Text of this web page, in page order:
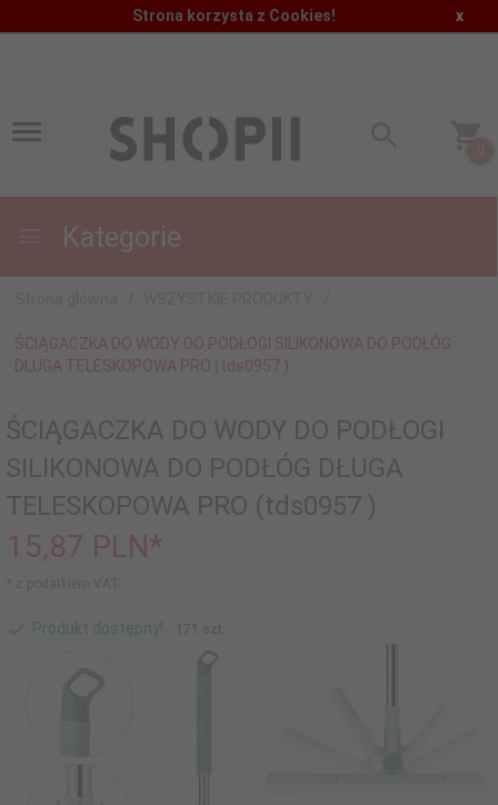
Strona korzysta z Cookies! x
Kategorie
ŚCIĄGACZKA DO WODY DO PODŁOGI SILIKONOWA DO PODŁÓG
DŁUGA TELESKOPOWA PRO (tds0957 )
ŚCIĄGACZKA DO WODY DO PODŁOGI
SILIKONOWA DO PODŁÓG DŁUGA
TELESKOPOWA PRO (tds0957 )
15,87 PLN*
Produkt dostępny! 171 szt.